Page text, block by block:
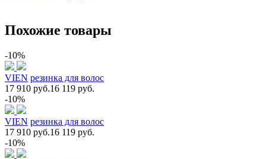
Похожие товары
-10%
VIEN резинка для волос
17 910 руб.16 119 руб.
-10%
VIEN резинка для волос
17 910 руб.16 119 руб.
-10%